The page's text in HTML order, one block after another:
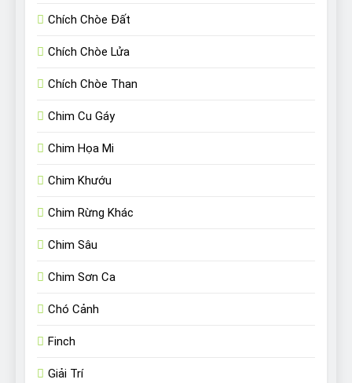
Chích Chòe Đất
Chích Chòe Lửa
Chích Chòe Than
Chim Cu Gáy
Chim Họa Mi
Chim Khướu
Chim Rừng Khác
Chim Sâu
Chim Sơn Ca
Chó Cảnh
Finch
Giải Trí